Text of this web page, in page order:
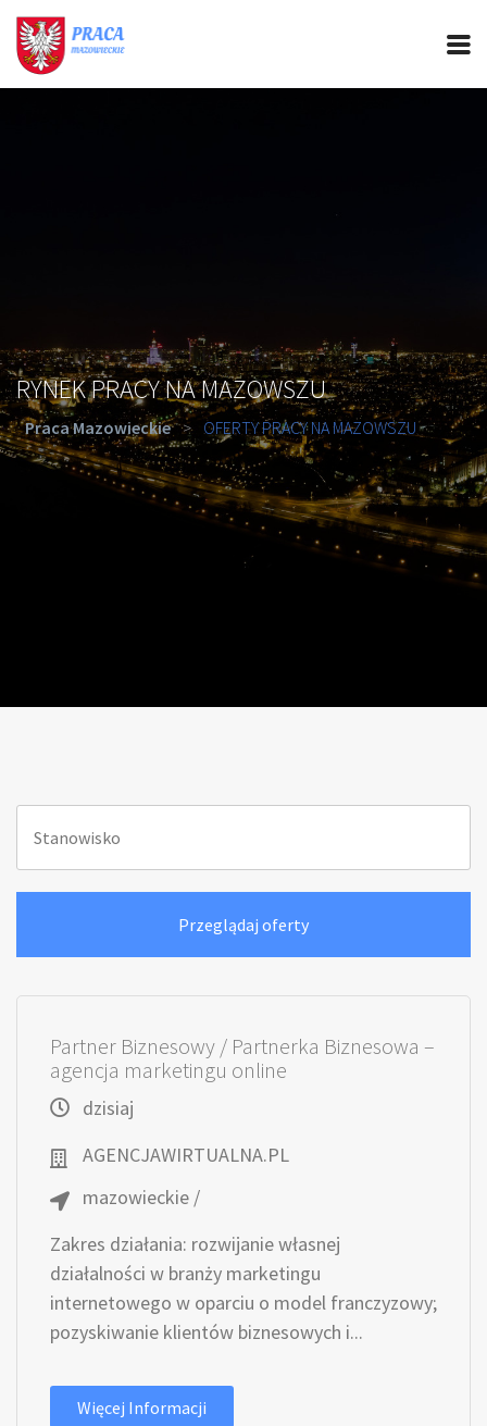
RYNEK PRACY NA MAZOWSZU
Praca Mazowieckie > OFERTY PRACY NA MAZOWSZU
Partner Biznesowy / Partnerka Biznesowa –
agencja marketingu online
dzisiaj
AGENCJAWIRTUALNA.PL
mazowieckie /
Zakres działania: rozwijanie własnej
działalności w branży marketingu
internetowego w oparciu o model franczyzowy;
pozyskiwanie klientów biznesowych i...
Więcej Informacji